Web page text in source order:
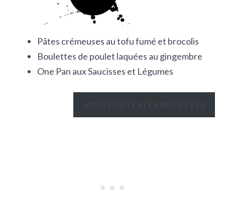
Pâtes crémeuses au tofu fumé et brocolis
Boulettes de poulet laquées au gingembre
One Pan aux Saucisses et Légumes
VOIR TOUTES LES RECETTES